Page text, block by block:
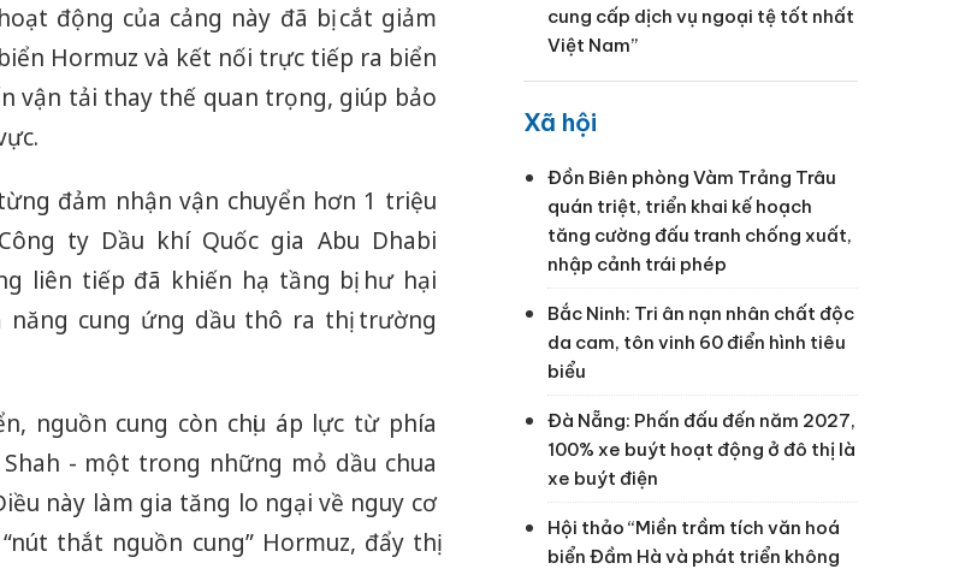
động của cảng này đã bị cắt giảm
Hormuz và kết nối trực tiếp ra biển
vận tải thay thế quan trọng, giúp bảo
đảm nhận vận chuyển hơn 1 triệu
ty Dầu khí Quốc gia Abu Dhabi
liên tiếp đã khiến hạ tầng bị hư hại
cung ứng dầu thô ra thị trường
nguồn cung còn chịu áp lực từ phía
- một trong những mỏ dầu chua
này làm gia tăng lo ngại về nguy cơ
thắt nguồn cung” Hormuz, đẩy thị
cung cấp dịch vụ ngoại tệ tốt nhất
Việt Nam”
Xã hội
Đồn Biên phòng Vàm Trảng Trâu
quán triệt, triển khai kế hoạch
tăng cường đấu tranh chống xuất,
nhập cảnh trái phép
Bắc Ninh: Tri ân nạn nhân chất độc
da cam, tôn vinh 60 điển hình tiêu
biểu
Đà Nẵng: Phấn đấu đến năm 2027,
100% xe buýt hoạt động ở đô thị là
xe buýt điện
Hội thảo “Miền trầm tích văn hoá
biển Đầm Hà và phát triển không